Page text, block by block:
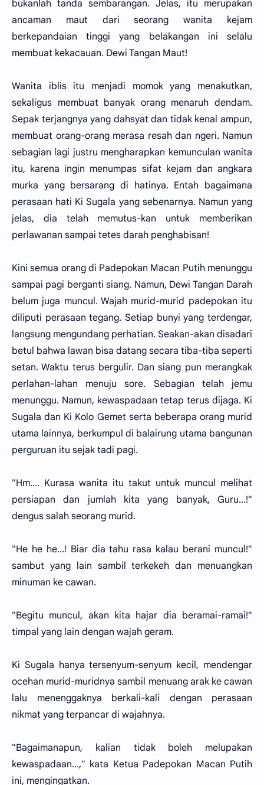
bukanlah tanda sembarangan. Jelas, itu merupakan
ancaman maut dari seorang wanita kejam
berkepandaian tinggi yang belakangan ini selalu
membuat kekacauan. Dewi Tangan Maut!
Wanita iblis itu menjadi momok yang menakutkan,
sekaligus membuat banyak orang menaruh dendam.
Sepak terjangnya yang dahsyat dan tidak kenal ampun,
membuat orang-orang merasa resah dan ngeri. Namun
sebagian lagi justru mengharapkan kemunculan wanita
itu, karena ingin menumpas sifat kejam dan angkara
murka yang bersarang di hatinya. Entah bagaimana
perasaan hati Ki Sugala yang sebenarnya. Namun yang
jelas, dia telah memutus-kan untuk memberikan
perlawanan sampai tetes darah penghabisan!
Kini semua orang di Padepokan Macan Putih menunggu
sampai pagi berganti siang. Namun, Dewi Tangan Darah
belum juga muncul. Wajah murid-murid padepokan itu
diliputi perasaan tegang. Setiap bunyi yang terdengar,
langsung mengundang perhatian. Seakan-akan disadari
betul bahwa lawan bisa datang secara tiba-tiba seperti
setan. Waktu terus bergulir. Dan siang pun merangkak
perlahan-lahan menuju sore. Sebagian telah jemu
menunggu. Namun, kewaspadaan tetap terus dijaga. Ki
Sugala dan Ki Kolo Gemet serta beberapa orang murid
utama lainnya, berkumpul di balairung utama bangunan
perguruan itu sejak tadi pagi.
"Hm.... Kurasa wanita itu takut untuk muncul melihat
persiapan dan jumlah kita yang banyak, Guru...!"
dengus salah seorang murid.
"He he he...! Biar dia tahu rasa kalau berani muncul!"
sambut yang lain sambil terkekeh dan menuangkan
minuman ke cawan.
"Begitu muncul, akan kita hajar dia beramai-ramai!"
timpal yang lain dengan wajah geram.
Ki Sugala hanya tersenyum-senyum kecil, mendengar
ocehan murid-muridnya sambil menuang arak ke cawan
lalu menenggaknya berkali-kali dengan perasaan
nikmat yang terpancar di wajahnya.
"Bagaimanapun, kalian tidak boleh melupakan
kewaspadaan...," kata Ketua Padepokan Macan Putih
ini, mengingatkan.